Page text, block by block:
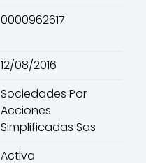
0000962617
12/08/2016
Sociedades Por
Acciones
Simplificadas Sas
Activa